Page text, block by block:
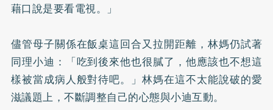
藉口說是要看電視。」
儘管母子關係在飯桌這回合又拉開距離，林媽仍試著
同理小迪：「吃到後來他也很膩了，他應該也不想這
樣被當成病人般對待吧。」林媽在這不太能說破的愛
滋議題上，不斷調整自己的心態與小迪互動。